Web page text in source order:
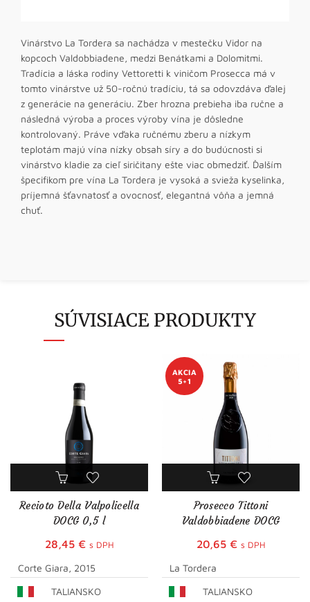
Vinárstvo La Tordera sa nachádza v mestečku Vidor na
kopcoch Valdobbiadene, medzi Benátkami a Dolomitmi.
Tradícia a láska rodiny Vettoretti k viničom Prosecca má v
tomto vinárstve už 50-ročnú tradíciu, tá sa odovzdáva ďalej
z generácie na generáciu. Zber hrozna prebieha iba ručne a
následná výroba a proces výroby vína je dôsledne
kontrolovaný. Práve vďaka ručnému zberu a nízkym
teplotám majú vína nízky obsah síry a do budúcnosti si
vinárstvo kladie za cieľ siričitany ešte viac obmedziť. Ďalším
špecifikom pre vína La Tordera je vysoká a svieža kyselinka,
príjemná šťavnatosť a ovocnosť, elegantná vôňa a jemná
chuť.
SÚVISIACE PRODUKTY
Recioto Della Valpolicella
DOCG 0,5 l
28,45 € s DPH
Corte Giara, 2015
TALIANSKO
AKCIA
5+1
Prosecco Tittoni
Valdobbiadene DOCG
20,65 € s DPH
La Tordera
TALIANSKO